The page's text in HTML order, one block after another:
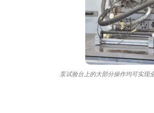
泵试验台上的大部分操作均可实现